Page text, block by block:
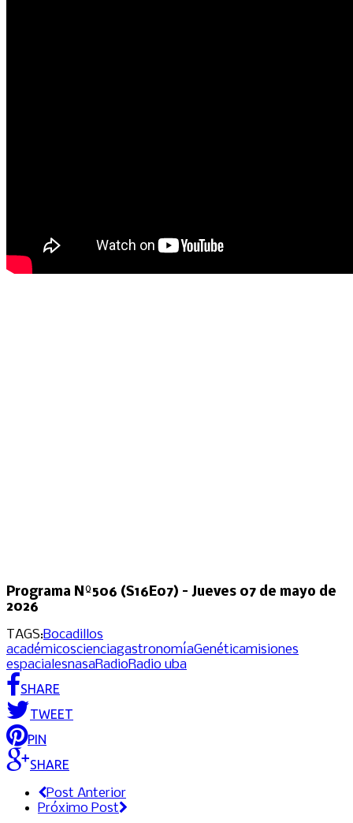
Programa Nº506 (S16E07) – Jueves 07 de mayo de
2026
TAGS:Bocadillos
académicoscienciagastronomíaGenéticamisiones
espacialesnasaRadioRadio uba
SHARE
TWEET
PIN
SHARE
Post Anterior
Próximo Post